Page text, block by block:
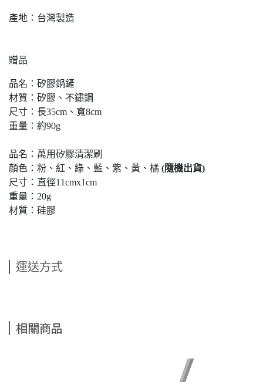
產地：台灣製造
贈品
品名：矽膠鍋鏟
材質：矽膠、不鏽鋼
尺寸：長35cm、寬8cm
重量：約90g
品名：萬用矽膠清潔刷
顏色：粉、紅、綠、藍、紫、黃、橘 (隨機出貨)
尺寸：直徑11cmx1cm
重量：20g
材質：硅膠
運送方式
相關商品